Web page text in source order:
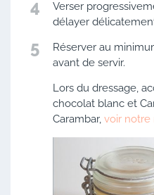
4
Verser
délayer
5
Réserver au
avant de servir.
Lors du dressage,
chocolat blanc et
Carambar, voir notre